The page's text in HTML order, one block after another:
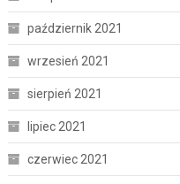
październik 2021
wrzesień 2021
sierpień 2021
lipiec 2021
czerwiec 2021